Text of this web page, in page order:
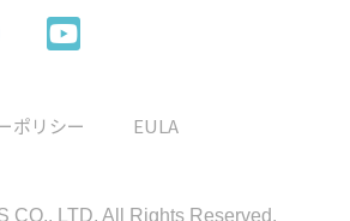
ポリシー EULA
CO., LTD. All Rights Reserved.